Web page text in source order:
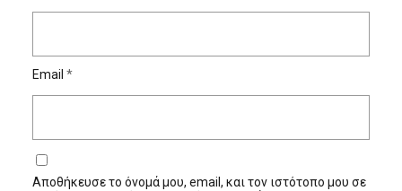
Email *
Αποθήκευσε το όνομά μου, email, και τον ιστότοπο μου σε